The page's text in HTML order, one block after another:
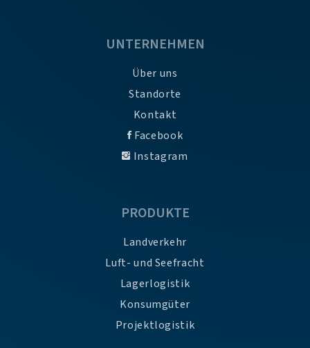
UNTERNEHMEN
Über uns
Standorte
Kontakt
Facebook
Instagram
PRODUKTE
Landverkehr
Luft- und Seefracht
Lagerlogistik
Konsumgüter
Projektlogistik